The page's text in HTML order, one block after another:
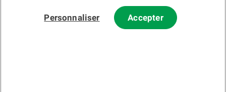
Personnaliser Accepter